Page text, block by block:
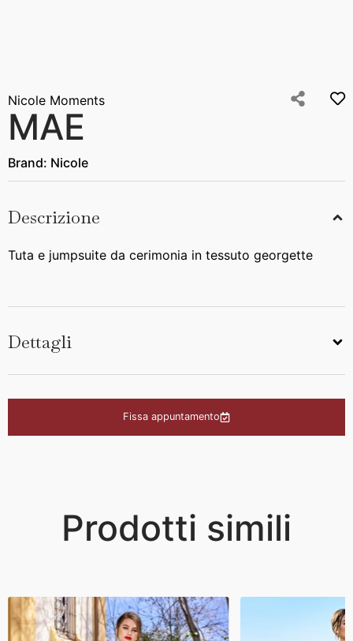
Nicole Moments
MAE
Brand: Nicole
Descrizione
Tuta e jumpsuite da cerimonia in tessuto georgette
Dettagli
Fissa appuntamento
Prodotti simili